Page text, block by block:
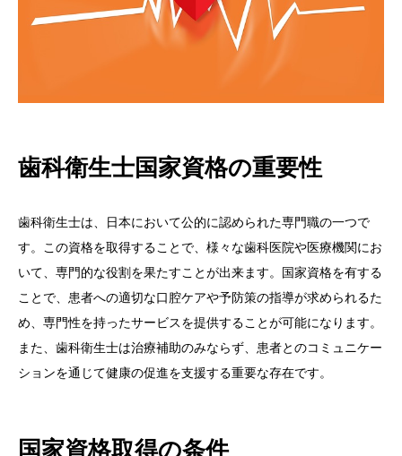
歯科衛生士国家資格の重要性
歯科衛生士は、日本において公的に認められた専門職の一つで
す。この資格を取得することで、様々な歯科医院や医療機関にお
いて、専門的な役割を果たすことが出来ます。国家資格を有する
ことで、患者への適切な口腔ケアや予防策の指導が求められるた
め、専門性を持ったサービスを提供することが可能になります。
また、歯科衛生士は治療補助のみならず、患者とのコミュニケー
ションを通じて健康の促進を支援する重要な存在です。
国家資格取得の条件